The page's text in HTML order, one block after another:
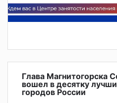
Глава Магнитогорска
вошел в десятку
городов России